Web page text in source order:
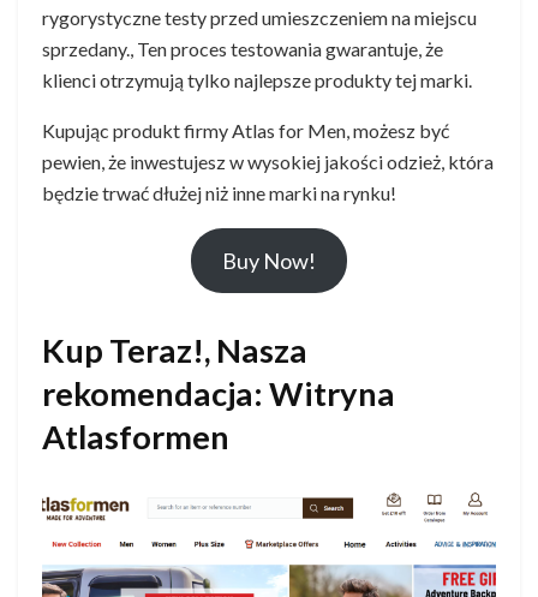
rygorystyczne testy przed umieszczeniem na miejscu
sprzedany., Ten proces testowania gwarantuje, że
klienci otrzymują tylko najlepsze produkty tej marki.
Kupując produkt firmy Atlas for Men, możesz być
pewien, że inwestujesz w wysokiej jakości odzież, która
będzie trwać dłużej niż inne marki na rynku!
Buy Now!
Kup Teraz!, Nasza
rekomendacja: Witryna
Atlasformen